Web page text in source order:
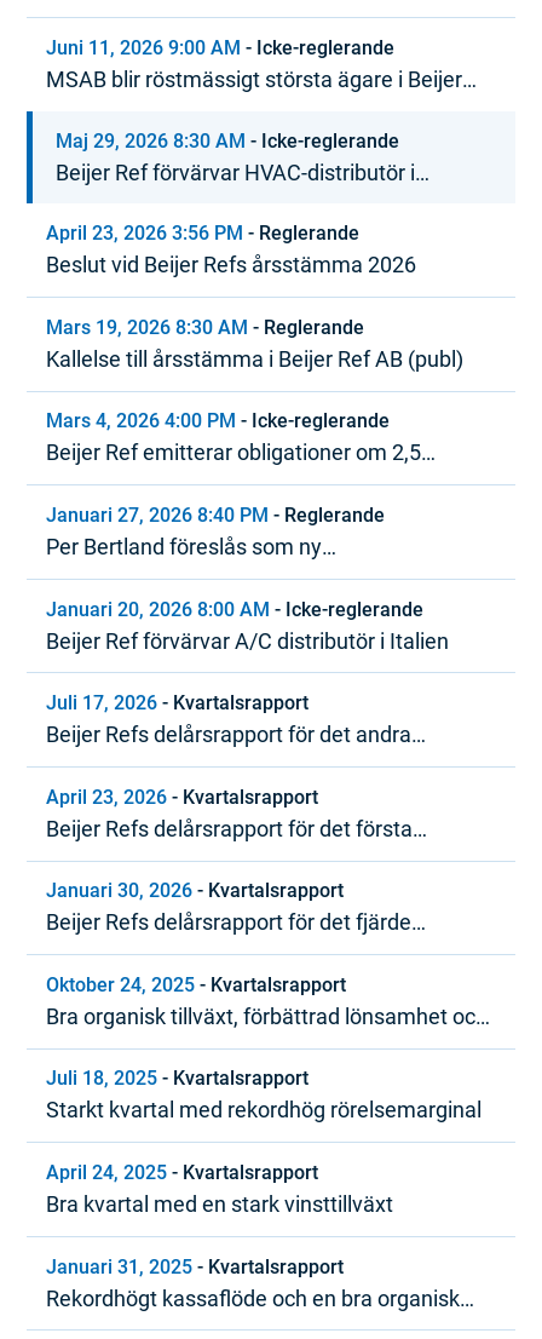
tjänst
Juni 11, 2026 9:00 AM - Icke-reglerande
MSAB blir röstmässigt största ägare i Beijer
Maj 29, 2026 8:30 AM - Icke-reglerande
Beijer Ref förvärvar HVAC-distributör i
April 23, 2026 3:56 PM - Reglerande
Beslut vid Beijer Refs årsstämma 2026
Mars 19, 2026 8:30 AM - Reglerande
Kallelse till årsstämma i Beijer Ref AB (publ)
Mars 4, 2026 4:00 PM - Icke-reglerande
Beijer Ref emitterar obligationer om 2,5
miljarder SEK inom ramen för MTN-program
Januari 27, 2026 8:40 PM - Reglerande
Per Bertland föreslås som ny
styrelseordförande i Beijer Ref
Januari 20, 2026 8:00 AM - Icke-reglerande
Beijer Ref förvärvar A/C distributör i Italien
Juli 17, 2026 - Kvartalsrapport
Beijer Refs delårsrapport för det andra
kvartalet 2026
April 23, 2026 - Kvartalsrapport
Beijer Refs delårsrapport för det första
kvartalet 2026
Januari 30, 2026 - Kvartalsrapport
Beijer Refs delårsrapport för det fjärde
kvartalet och bokslutskommuniké 2025
Oktober 24, 2025 - Kvartalsrapport
Bra organisk tillväxt, förbättrad lönsamhet och
starkt kassaflöde
Juli 18, 2025 - Kvartalsrapport
Starkt kvartal med rekordhög rörelsemarginal
April 24, 2025 - Kvartalsrapport
Bra kvartal med en stark vinsttillväxt
Januari 31, 2025 - Kvartalsrapport
Rekordhögt kassaflöde och en bra organisk
tillväxttrend under 2024